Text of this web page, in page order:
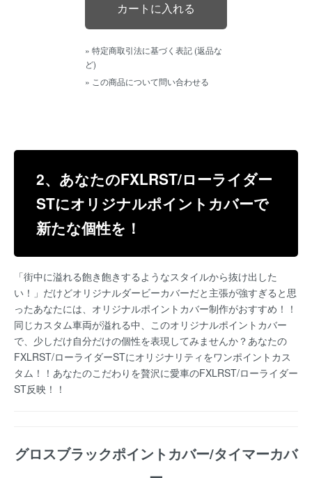
» 特定商取引法に基づく表記 (返品な
ど)
» この商品について問い合わせる
2、あなたのFXLRST/ローライダー
STにオリジナルポイントカバーで
新たな個性を！
「街中に溢れる飽き飽きするようなスタイルから抜け出した
い！」だけどオリジナルダービーカバーだと主張が強すぎると思
ったあなたには、オリジナルポイントカバー制作がおすすめ！！
同じカスタム車両が溢れる中、このオリジナルポイントカバー
で、少しだけ自分だけの個性を表現してみませんか？あなたの
FXLRST/ローライダーSTにオリジナリティをワンポイントカス
タム！！あなたのこだわりを贅沢に愛車のFXLRST/ローライダー
ST反映！！
グロスブラックポイントカバー/タイマーカバ